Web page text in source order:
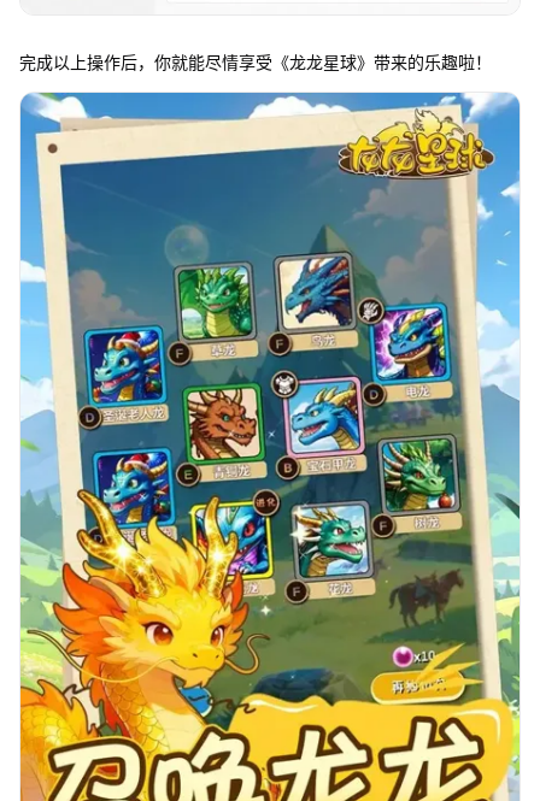
完成以上操作后，你就能尽情享受《龙龙星球》带来的乐趣啦！